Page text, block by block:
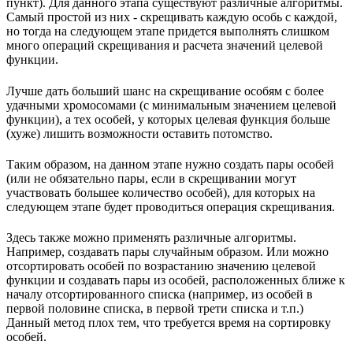
пункт). Для данного этапа существуют различные алгоритмы.
Самый простой из них - скрещивать каждую особь с каждой,
но тогда на следующем этапе придется выполнять слишком
много операций скрещивания и расчета значений целевой
функции.
Лучше дать больший шанс на скрещивание особям с более
удачными хромосомами (с минимальным значением целевой
функции), а тех особей, у которых целевая функция больше
(хуже) лишить возможности оставить потомство.
Таким образом, на данном этапе нужно создать пары особей
(или не обязательно пары, если в скрещивании могут
участвовать большее количество особей), для которых на
следующем этапе будет проводиться операция скрещивания.
Здесь также можно применять различные алгоритмы.
Например, создавать пары случайным образом. Или можно
отсортировать особей по возрастанию значению целевой
функции и создавать пары из особей, расположенных ближе к
началу отсортированного списка (например, из особей в
первой половине списка, в первой трети списка и т.п.)
Данный метод плох тем, что требуется время на сортировку
особей.